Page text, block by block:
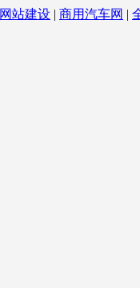
网站建设 | 商用汽车网 |